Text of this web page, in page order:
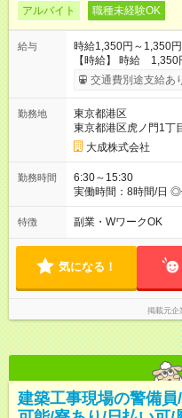
アルバイト 職種未経験OK
給与
時給1,350円～1,350円
【時給】 時給 1,350円/月払い ●給与は月
支払。 ●通勤手当は1
一番安いルートでの計算となります
象となります。 【試用期間】試用期間あり 試用期間の長さ：3
ヶ月 雇用形態、給与
交通費別途支給あ
勤務地
東京都港区
東京都港区虎ノ門1丁
大成株式会社
勤務時間
6:30～15:30
実働時間：8時間/日
特徴 副業・WワークOK
気になる！
掲載元企
建築工事現場の警備